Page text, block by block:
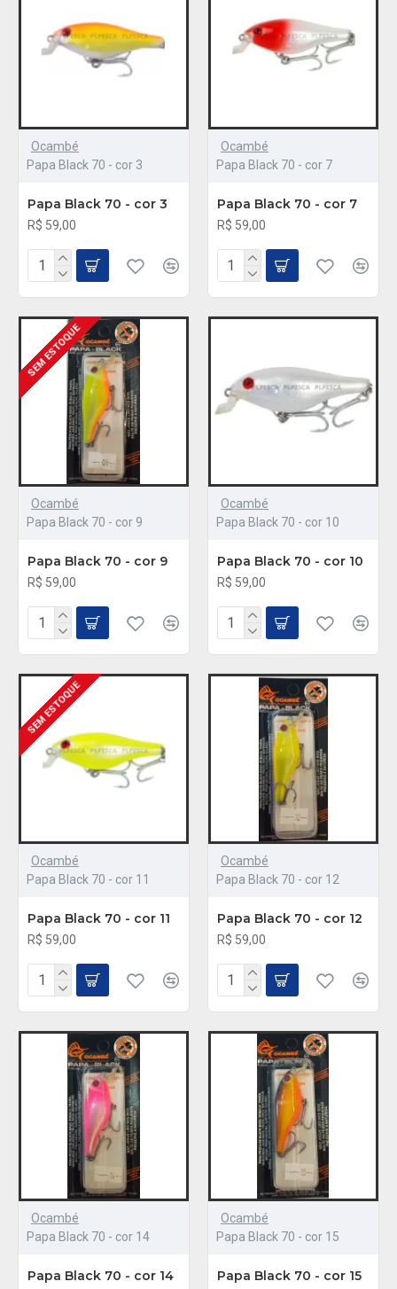
Ocambé
Papa Black 70 - cor 3
Papa Black 70 - cor 3
R$ 59,00
Ocambé
Papa Black 70 - cor 7
Papa Black 70 - cor 7
R$ 59,00
SEM ESTOQUE
Ocambé
Papa Black 70 - cor 9
Papa Black 70 - cor 9
R$ 59,00
Ocambé
Papa Black 70 - cor 10
Papa Black 70 - cor 10
R$ 59,00
SEM ESTOQUE
Ocambé
Papa Black 70 - cor 11
Papa Black 70 - cor 11
R$ 59,00
Ocambé
Papa Black 70 - cor 12
Papa Black 70 - cor 12
R$ 59,00
Ocambé
Papa Black 70 - cor 14
Papa Black 70 - cor 14
Ocambé
Papa Black 70 - cor 15
Papa Black 70 - cor 15